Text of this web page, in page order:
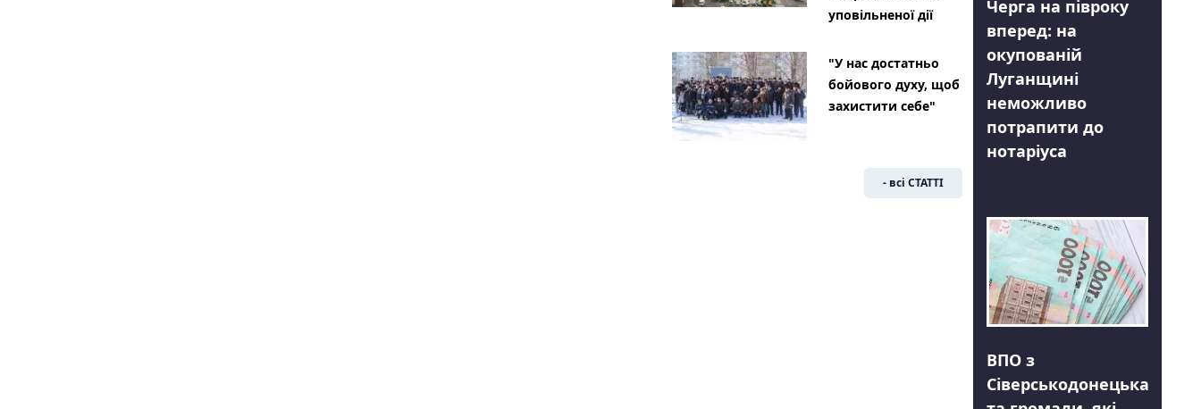
уповільненої дії
"У нас достатньо
бойового духу, щоб
захистити себе"
- всі СТАТТІ
Черга на півроку
вперед: на
окупованій
Луганщині
неможливо
потрапити до
нотаріуса
ВПО з
Сіверськодонецька